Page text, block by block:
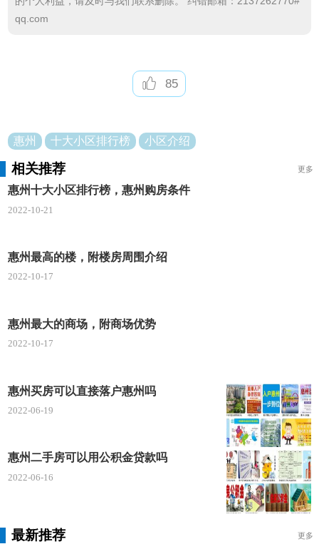
政策的。一般而言，拥有本地户口的购房者都可以在
本地购买首套房，而外地户口买房需要符合一定的交
2、确定房源
大家在买房的时候，还应该自己的购房需求，找
到价格、地理位置、户型、以及周边配都符合自己需
3、缴纳定金
支付一定的定金或订金给到开发商那边，当大家在缴
纳定金或者订金的时候一定了解清楚它们之间的区
是拿不回定金的，开发商如果违反合同需要双倍返还
定金。而订金在法律上并没有明文规定，一般表示一
定的预先支付的款项，不存在违约赔偿的事宜。
4、签购房合同
签订购房合同是大家在买房过程中不能少的步
骤，购房合同对于大家来说是自己购买房屋和维权的
一个凭证，因此在签订购房合同时，购房者要注意看
qq.com
85
惠州 十大小区排行榜 小区介绍
相关推荐 更多
惠州十大小区排行榜，惠州购房条件
2022-10-21
惠州最高的楼，附楼房周围介绍
2022-10-17
惠州最大的商场，附商场优势
2022-10-17
惠州买房可以直接落户惠州吗
2022-06-19
惠州二手房可以用公积金贷款吗
2022-06-16
最新推荐 更多